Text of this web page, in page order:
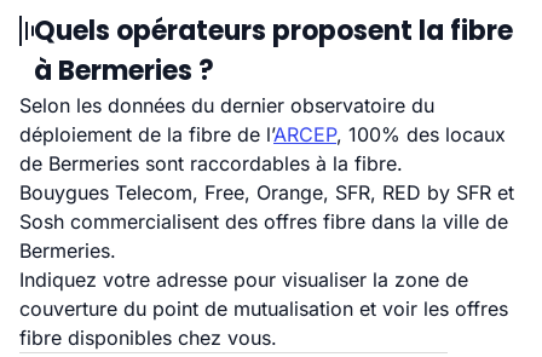
Quels opérateurs proposent la fibre
à Bermeries ?
Selon les données du dernier observatoire du
déploiement de la fibre de l’ARCEP, 100% des locaux
de Bermeries sont raccordables à la fibre.
Bouygues Telecom, Free, Orange, SFR, RED by SFR et
Sosh commercialisent des offres fibre dans la ville de
Bermeries.
Indiquez votre adresse pour visualiser la zone de
couverture du point de mutualisation et voir les offres
fibre disponibles chez vous.